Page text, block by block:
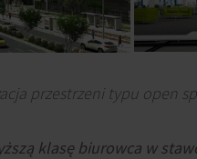
przestrzeni typu open
klasę biurowca w